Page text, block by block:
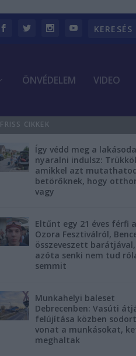
ÖNVÉDELEM VIDEO
FRISS CIKKEK
Így védd meg a
nyaralni indulsz:
amikkel azt
betörőknek, hogy
vagy
Eltűnt egy 21 éves férfi
Ozora Fesztiválról,
összeveszett barátjával,
azóta senki nem tud
semmit
Munkahelyi baleset
Debrecenben: Vasúti
felújítása közben
vonat a munkásokat,
meghaltak